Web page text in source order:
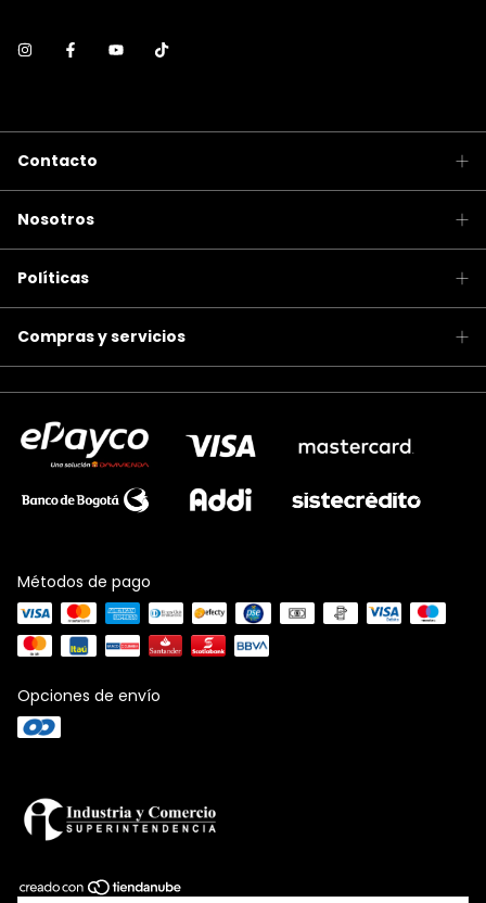
Contacto
Nosotros
Políticas
Compras y servicios
Métodos de pago
Opciones de envío